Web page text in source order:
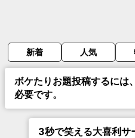
新着 人気
ボケたりお題投稿するには
必要です。
3秒で笑える大喜利サ